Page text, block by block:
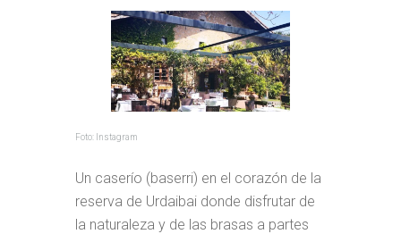
Foto: Instagram
Un caserío (baserri) en el corazón de la
reserva de Urdaibai donde disfrutar de
la naturaleza y de las brasas a partes